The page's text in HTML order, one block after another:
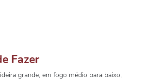
Fazer
grande, em fogo médio para baixo,